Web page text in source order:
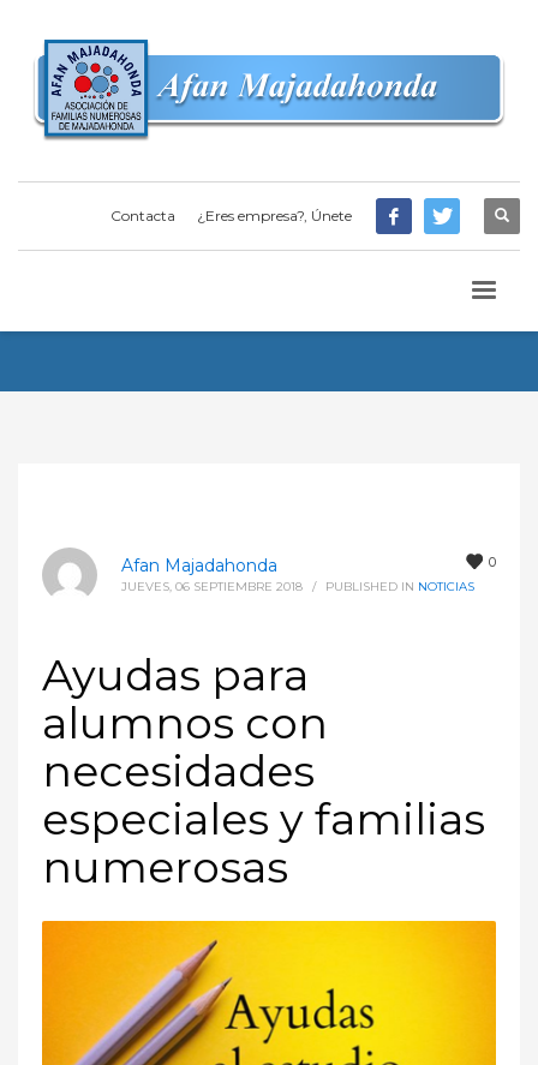
Contacta ¿Eres empresa?, Únete
0
Afan Majadahonda
JUEVES, 06 SEPTIEMBRE 2018 / PUBLISHED IN NOTICIAS
Ayudas para
alumnos con
necesidades
especiales y familias
numerosas